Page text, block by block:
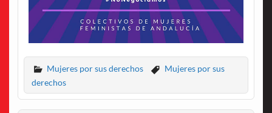
Mujeres por sus derechos
Mujeres por sus
derechos